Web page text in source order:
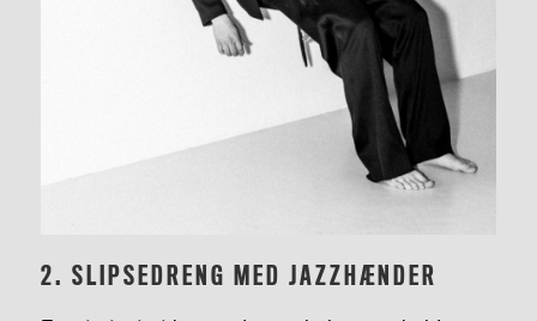
2. SLIPSEDRENG MED JAZZHÆNDER